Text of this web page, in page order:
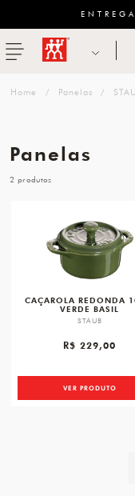
menu ZWILLING
Panelas
Panelas
2
CAÇAROLA REDONDA
VERDE BASIL
STAUB
R$ 229,00
VER PRODUTO